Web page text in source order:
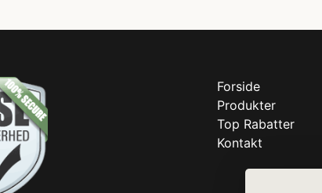
Forside
Produkter
Top Rabatter
Kontakt